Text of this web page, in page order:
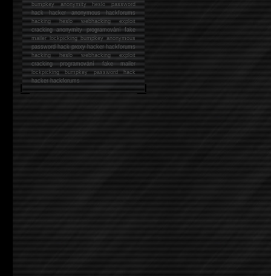
bumpkey anonymity heslo password
hackhacker anonymous hackforums
hackingheslo webhacking exploit
cracking anonymity programování fake
mailer lockpicking bumpkey anonymous
password hack proxy hacker hackforums
hacking heslo webhacking exploit
cracking programování fake mailer
lockpicking bumpkey password hack
hackerhackforums